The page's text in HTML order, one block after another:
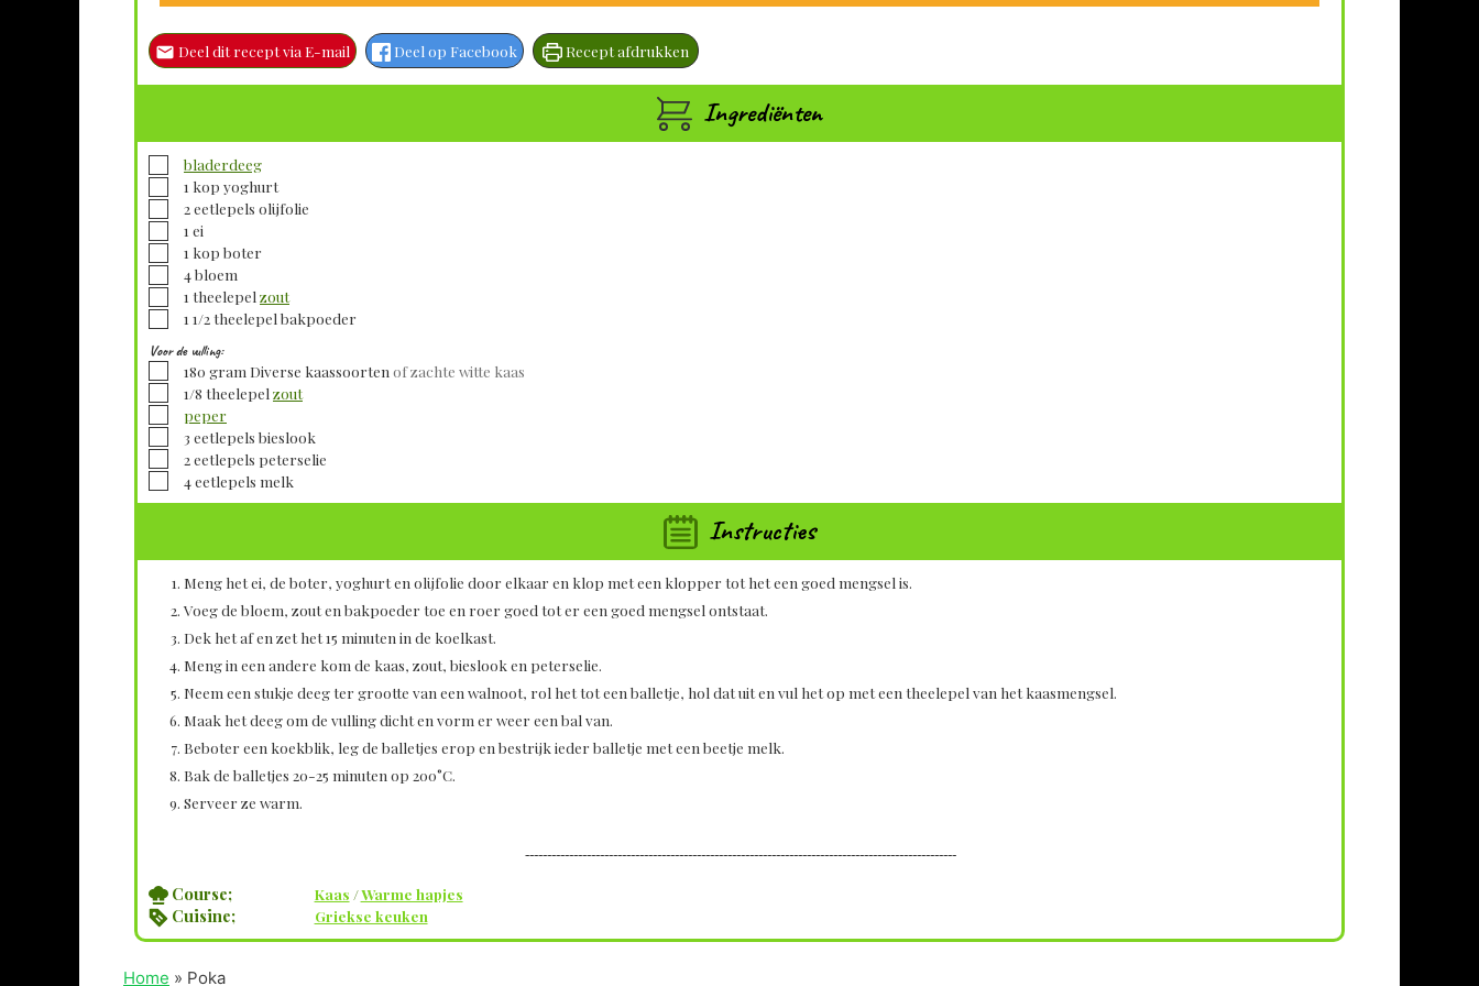
Deel dit recept via E-mail Deel op Facebook Recept afdrukken
Ingrediënten
▢
bladerdeeg
▢1 kop yoghurt
▢
2eetlepels olijfolie
▢1 ei
▢1 kop boter
▢
4bloem
▢1 theelepel zout
▢1 1/2theelepel bakpoeder
Voor de vulling:
▢
180 gram Diverse kaassoorten of zachte witte kaas
▢1/8 theelepel zout
▢
peper
▢
3 eetlepels bieslook
▢
2eetlepels peterselie
▢
4eetlepels melk
Instructies
Meng het ei, de boter, yoghurt en olijfolie door elkaar en klop met een klopper tot het een goed mengsel is.
Voeg de bloem, zout en bakpoeder toe en roer goed tot er een goed mengsel ontstaat.
Dek het af en zet het 15 minuten in de koelkast.
Meng in een andere kom de kaas, zout, bieslook en peterselie.
Neem een stukje deeg ter grootte van een walnoot, rol het tot een balletje, hol dat uit en vul het op met een theelepel van het kaasmengsel.
Maak het deeg om de vulling dicht en vorm er weer een bal van.
Beboter een koekblik, leg de balletjes erop en bestrijk ieder balletje met een beetje melk.
Bak de balletjes 20-25 minuten op 200°C.
Serveer ze warm.
--------------------------------------------------------------------------------------------------
Course; Kaas /Warme hapjes
Cuisine; Griekse keuken
Home » Poka